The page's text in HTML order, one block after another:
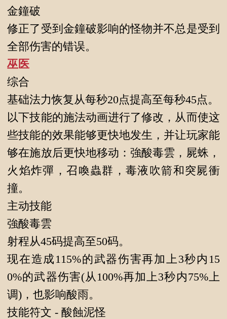
金鐘破
修正了受到金鐘破影响的怪物并不总是受到
全部伤害的错误。
巫医
综合
基础法力恢复从每秒20点提高至每秒45点。
以下技能的施法动画进行了修改，从而使这
些技能的效果能够更快地发生，并让玩家能
够在施放后更快地移动：強酸毒雲，屍蛛，
火焰炸彈，召喚蟲群，毒液吹箭和突屍衝
撞。
主动技能
強酸毒雲
射程从45码提高至50码。
现在造成115%的武器伤害再加上3秒内15
0%的武器伤害(从100%再加上3秒内75%上
调)，也影响酸雨。
技能符文 - 酸蝕泥怪